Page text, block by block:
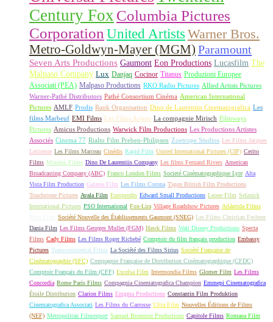
Century Fox Columbia Pictures
Corporation United Artists Warner Bros.
Metro-Goldwyn-Mayer (MGM) Paramount
Seven Arts Productions Gaumont Eon Productions Lucasfilm The
Malpaso Company Lux Danjaq Cocinor Titanus Produzioni Europee
Associati (PEA) Malpaso Productions RKO Radio Pictures Allied Artists Pictures
Warner-Pathé Distributors Pathé Consortium Cinéma American International
Pictures AMLF Prodis Rank Organisation Dino de Laurentiis Cinematografica Les
films Marbeuf EMI Films Les Films Ariane La compagnie Mirisch Filmways
Pictures Amicus Productions Warwick Film Productions Les Productions Artistes
Associés Cinema 77 Rialto Film Preben-Philipsen Zoetrope Studios Les Films Jacques
Leitienne Les Films Marceau Cinédis Rapid Film United International Pictures (UIP) Cerito
Films Mondex Films Dino De Laurentiis Company Les films Fernand Rivers American
Broadcasting Company (ABC) Franco London Films Societé Cinématographique Lyre Alta
Vista Film Production Galatea Film Les Films Corona Tigon British Film Productions
Touchstone Pictures Avala Film Europrodis Edward Small Productions Leone Film Selznick
International Pictures PSO International Fox-Lira Village Roadshow Pictures Atlántida Films
Société Nouvelle des Établissements Gaumont (SNEG) Les Films Christian Fechner
Dania Film Les Films Georges Muller (FGM) Hawk Films Walt Disney Productions Specta
Films Cady Films Les Films Roger Richebé Comptoir du film français production Embassy
Pictures Transcontinental Films La Société des Films Sirius Société Française de
Cinématographie (SFC) Compagnie Française de Distribution Cinématographique (CFDC)
Comptoir Français du Film (CFF) Excelsa Film Intermondia Films Glomer Film Les Films
Concordia Rome Paris Films Compagnia Cinematografica Champion Emmepi Cinematografica
Étoile Distribution Clarion Films Enigma Productions Constantin Film Produktion
Cinematografica Associati Les Films du Carrosse Ultra Film Nouvelles Éditions de Films
(NEF) Metropolitan Filmexport Samuel Bronston Productions Capitole Films Romana Film